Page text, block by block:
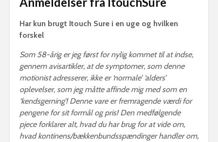
Har kun brugt Itouch Sure i en uge og hvilken
forskel
Som 58-årig er jeg først for nylig kommet til at indse,
gennem avisartikler, at de symptomer, som denne
motionist adresserer, ikke er ‘normale’ ‘alders’
oplevelser, som jeg måtte affinde mig med som en
‘kendsgerning’! Denne vare er fremragende værdi for
pengene for sit formål og pris! Den medfølgende
pjece forklarer alt, hvad du har brug for at vide om,
hvad kontinens/bækkenbundsspændinger handler om,